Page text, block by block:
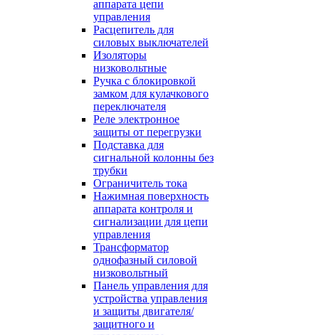
аппарата цепи
управления
Расцепитель для
силовых выключателей
Изоляторы
низковольтные
Ручка с блокировкой
замком для кулачкового
переключателя
Реле электронное
защиты от перегрузки
Подставка для
сигнальной колонны без
трубки
Ограничитель тока
Нажимная поверхность
аппарата контроля и
сигнализации для цепи
управления
Трансформатор
однофазный силовой
низковольтный
Панель управления для
устройства управления
и защиты двигателя/
защитного и